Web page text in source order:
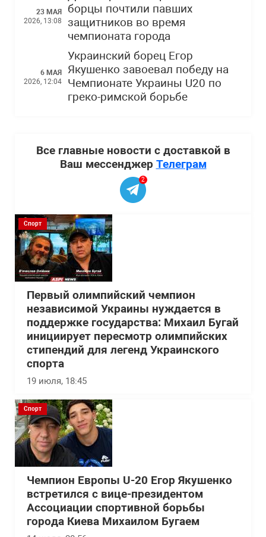
23 МАЯ
2026, 13:08
борцы почтили павших
защитников во время
чемпионата города
6 МАЯ
2026, 12:04
Украинский борец Егор
Якушенко завоевал победу на
Чемпионате Украины U20 по
греко-римской борьбе
Все главные новости с доставкой в
Ваш мессенджер Телеграм
2
Спорт
Первый олимпийский чемпион
независимой Украины нуждается в
поддержке государства: Михаил Бугай
инициирует пересмотр олимпийских
стипендий для легенд Украинского
спорта
19 июля, 18:45
Спорт
Чемпион Европы U-20 Егор Якушенко
встретился с вице-президентом
Ассоциации спортивной борьбы
города Киева Михаилом Бугаем